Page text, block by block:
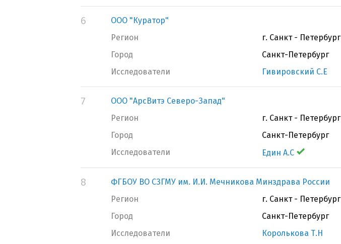
6
ООО "Куратор"
Регион
г. Санкт - Петербург
Город
Санкт-Петербург
Исследователи
Гивировский С.Е
7
ООО "АрсВитэ Северо-Запад"
Регион
г. Санкт - Петербург
Город
Санкт-Петербург
Исследователи
Един А.С
8
ФГБОУ ВО СЗГМУ им. И.И. Мечникова Минздрава России
Регион
г. Санкт - Петербург
Город
Санкт-Петербург
Исследователи
Королькова Т.Н